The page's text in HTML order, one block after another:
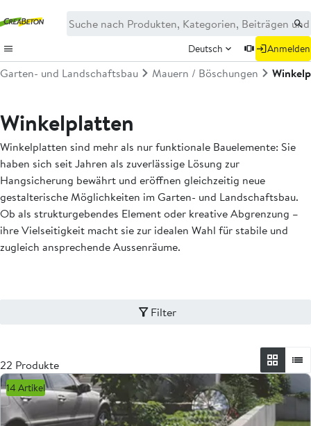
Deutsch Anmelden
Garten- und Landschaftsbau Mauern / Böschungen
Winkelplatten
Winkelplatten sind mehr als nur funktionale Bauelemente: Sie
haben sich seit Jahren als zuverlässige Lösung zur
Hangsicherung bewährt und eröffnen gleichzeitig neue
gestalterische Möglichkeiten im Garten- und Landschaftsbau.
Ob als strukturgebendes Element oder kreative Abgrenzung –
ihre Vielseitigkeit macht sie zur idealen Wahl für stabile und
zugleich ansprechende Aussenräume.
Filter
22 Produkte
14 Artikel